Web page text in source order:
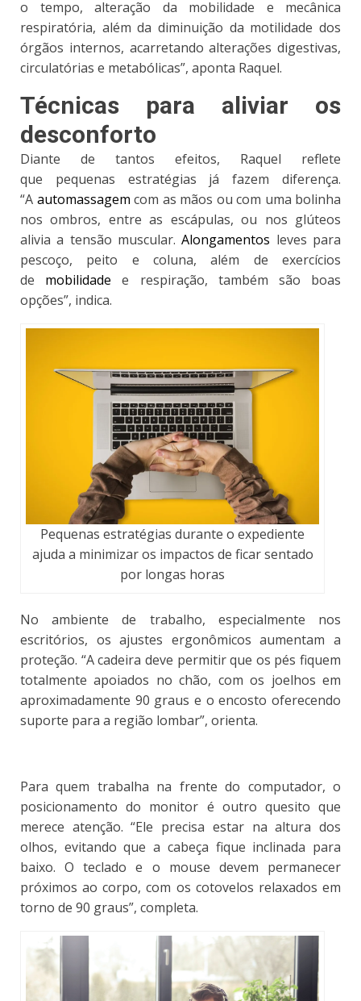
o tempo, alteração da mobilidade e mecânica
respiratória, além da diminuição da motilidade dos
órgãos internos, acarretando alterações digestivas,
circulatórias e metabólicas”, aponta Raquel.
Técnicas para aliviar os
desconforto
Diante de tantos efeitos, Raquel reflete
que pequenas estratégias já fazem diferença.
“A automassagem com as mãos ou com uma bolinha
nos ombros, entre as escápulas, ou nos glúteos
alivia a tensão muscular.Alongamentos leves para
pescoço, peito e coluna, além de exercícios
de mobilidade e respiração, também são boas
opções”, indica.
Pequenas estratégias durante o expediente
ajuda a minimizar os impactos de ficar sentado
por longas horas
No ambiente de trabalho, especialmente nos
escritórios, os ajustes ergonômicos aumentam a
proteção. “A cadeira deve permitir que os pés fiquem
totalmente apoiados no chão, com os joelhos em
aproximadamente 90 graus e o encosto oferecendo
suporte para a região lombar”, orienta.
Para quem trabalha na frente do computador, o
posicionamento do monitor é outro quesito que
merece atenção. “Ele precisa estar na altura dos
olhos, evitando que a cabeça fique inclinada para
baixo. O teclado e o mouse devem permanecer
próximos ao corpo, com os cotovelos relaxados em
torno de 90 graus”, completa.